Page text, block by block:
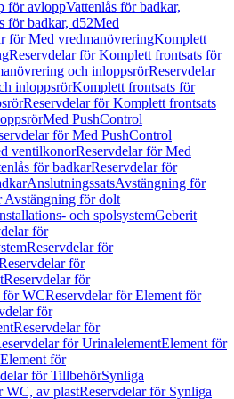
för avloppVattenlås för badkar,
för badkar, d52Med
för Med vredmanövreringKomplett
Reservdelar för Komplett frontsats för
och inloppsrörReservdelar
inloppsrörKomplett frontsats för
Reservdelar för Komplett frontsats
Med PushControl
för Med PushControl
ventilkonorReservdelar för Med
för badkarReservdelar för
AnslutningssatsAvstängning för
Avstängning för dolt
och spolsystemGeberit
för
Reservdelar för
för
Reservdelar för
för WCReservdelar för Element för
för
Reservdelar för
för UrinalelementElement för
för
för TillbehörSynliga
WC, av plastReservdelar för Synliga